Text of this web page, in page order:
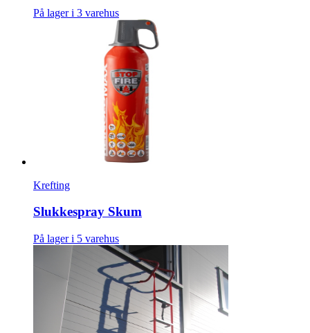
På lager i 3 varehus
Krefting
Slukkespray Skum
På lager i 5 varehus